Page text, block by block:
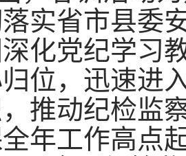
实省市县委
化党纪学习
位，迅速进
推动纪检监
年工作高点